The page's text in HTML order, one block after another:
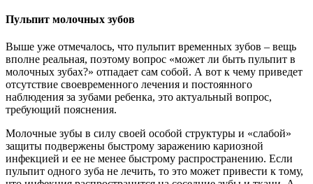
Пульпит молочных зубов
Выше уже отмечалось, что пульпит временных зубов – вещь
вполне реальная, поэтому вопрос «может ли быть пульпит в
молочных зубах?» отпадает сам собой. А вот к чему приведет
отсутствие своевременного лечения и постоянного
наблюдения за зубами ребенка, это актуальный вопрос,
требующий пояснения.
Молочные зубы в силу своей особой структуры и «слабой»
защиты подвержены быстрому заражению кариозной
инфекцией и ее не менее быстрому распространению. Если
пульпит одного зуба не лечить, то это может привести к тому,